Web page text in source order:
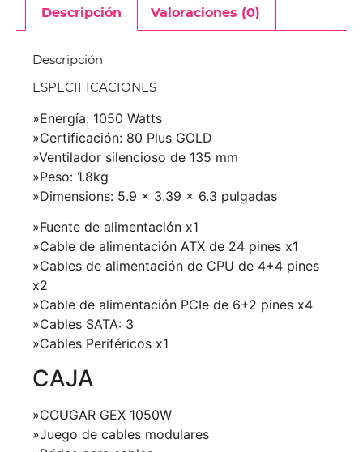
Descripción Valoraciones (0)
Descripción
ESPECIFICACIONES
»Energía: 1050 Watts
»Certificación: 80 Plus GOLD
»Ventilador silencioso de 135 mm
»Peso: 1.8kg
»Dimensions: 5.9 x 3.39 x 6.3 pulgadas
»Fuente de alimentación x1
»Cable de alimentación ATX de 24 pines x1
»Cables de alimentación de CPU de 4+4 pines
x2
»Cable de alimentación PCIe de 6+2 pines x4
»Cables SATA: 3
»Cables Periféricos x1
CAJA
»COUGAR GEX 1050W
»Juego de cables modulares